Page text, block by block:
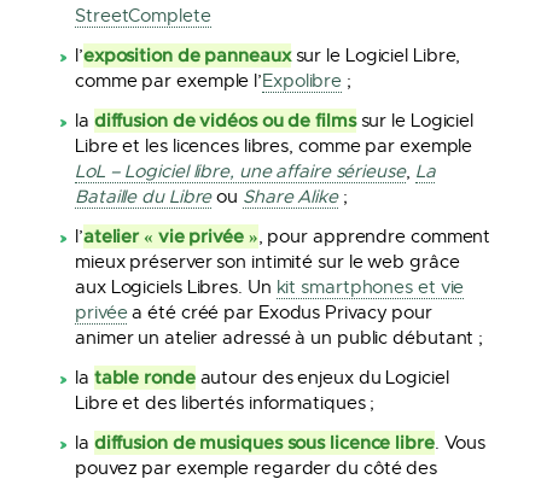
StreetComplete
l’exposition de panneauxsur le Logiciel Libre,
comme par exemple l’Expolibre ;
la diffusion de vidéos ou de filmssur le Logiciel
Libre et les licences libres, comme par exemple
LoL – Logiciel libre, une affaire sérieuse, La
Bataille du Libreou Share Alike;
l’atelier « vie privée », pour apprendre comment
mieux préserver son intimité sur le web grâce
aux Logiciels Libres. Un kit smartphones et vie
privéea été créé par Exodus Privacy pour
animer un atelier adressé à un public débutant ;
la table rondeautour des enjeux du Logiciel
Libre et des libertés informatiques ;
la diffusion de musiques sous licence libre. Vous
pouvez par exemple regarder du côté des